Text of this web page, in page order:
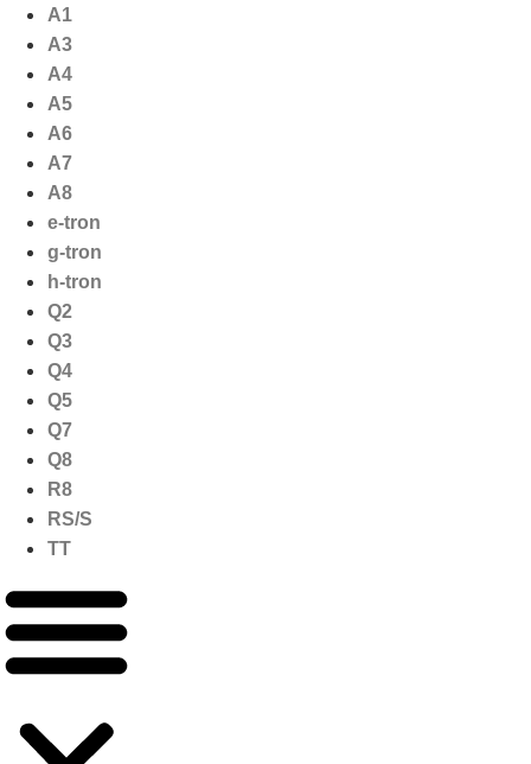
naar
inhoud
A1
A3
A4
A5
A6
A7
A8
e-tron
g-tron
h-tron
Q2
Q3
Q4
Q5
Q7
Q8
R8
RS/S
TT